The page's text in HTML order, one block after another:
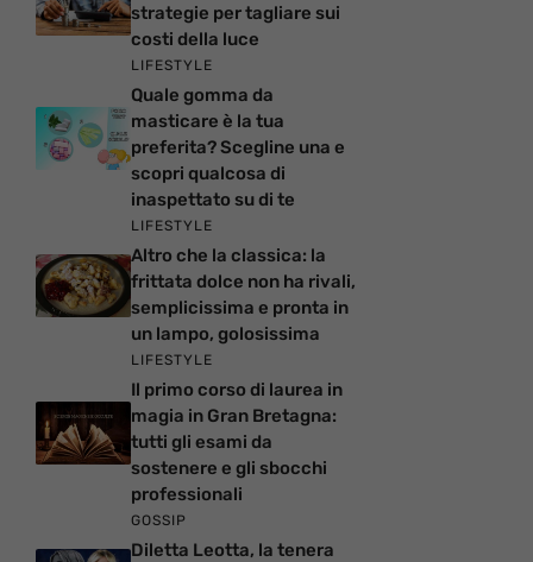
strategie per tagliare sui
costi della luce
LIFESTYLE
Quale gomma da
masticare è la tua
preferita? Scegline una e
scopri qualcosa di
inaspettato su di te
LIFESTYLE
Altro che la classica: la
frittata dolce non ha rivali,
semplicissima e pronta in
un lampo, golosissima
LIFESTYLE
Il primo corso di laurea in
magia in Gran Bretagna:
tutti gli esami da
sostenere e gli sbocchi
professionali
GOSSIP
Diletta Leotta, la tenera